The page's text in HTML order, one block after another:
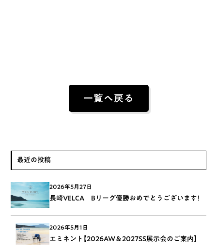
一覧へ戻る
最近の投稿
2026年5月27日
長崎VELCA Bリーグ優勝おめでとうございます！
2026年5月1日
エミネント【2026AW＆2027SS展示会のご案内】